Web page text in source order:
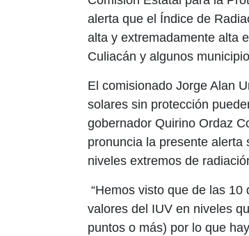
alerta que el Índice de
alta y extremadamente alta
Culiacán y algunos
El comisionado Jorge Alan
solares sin protección
gobernador Quirino Ordaz
pronuncia la presente
niveles extremos de
“Hemos visto que de las
valores del IUV en niveles
puntos o más) por lo que